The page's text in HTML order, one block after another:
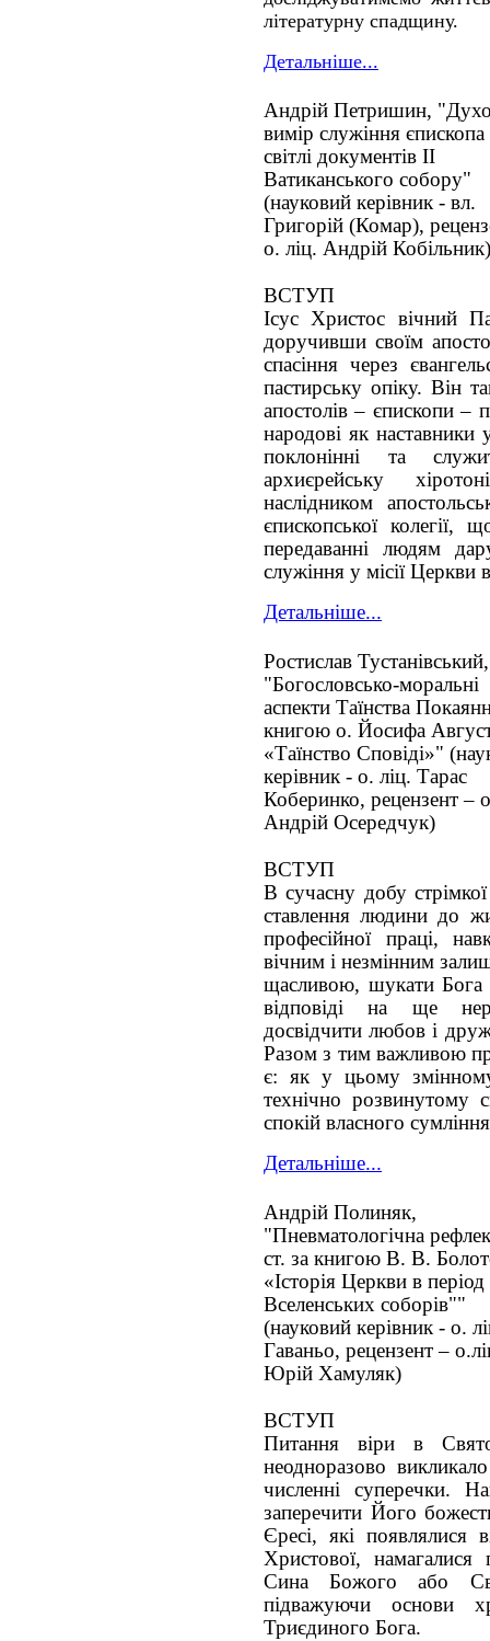
літературну спадщину.
Детальніше...
Андрій Петришин,
вимір служіння єпископа
світлі документів ІІ
Ватиканського собору"
(науковий керівник - вл.
Григорій (Комар),
о. ліц. Андрій Кобільник)
ВСТУП
Ісус Христос вічний
доручивши своїм
спасіння через
пастирську опіку. Він
апостолів – єпископи –
народові як
поклонінні та
архиєрейську
наслідником
єпископської
передаванні людям
служіння у місії Церкви
Детальніше...
Ростислав Тустанівський,
"Богословсько-моральні
аспекти Таїнства
книгою о. Йосифа
«Таїнство Сповіді»"
керівник - о. ліц. Тарас
Коберинко, рецензент –
Андрій Осередчук)
ВСТУП
В сучасну добу стрімкої
ставлення людини до
професійної праці,
вічним і незмінним
щасливою, шукати Бога
відповіді на ще
досвідчити любов і
Разом з тим важливою
є: як у цьому
технічно розвинутому
спокій власного
Детальніше...
Андрій Полиняк,
"Пневматологічна
ст. за книгою В. В.
«Історія Церкви в період
Вселенських соборів""
(науковий керівник - о.
Гаваньо, рецензент –
Юрій Хамуляк)
ВСТУП
Питання віри в
неодноразово
численні суперечки.
заперечити Його
Єресі, які появлялися
Христової,
Сина Божого або
підважуючи основи
Триєдиного Бога.